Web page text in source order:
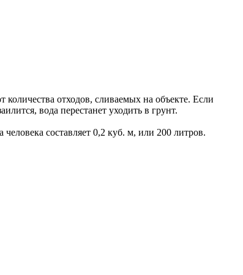
отходов, сливаемых на объекте. Если
вода перестанет уходить в грунт.
составляет 0,2 куб. м, или 200 литров.